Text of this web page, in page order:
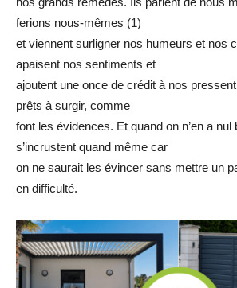
ferions nous-mêmes (1)
et viennent surligner nos humeurs et nos
apaisent nos sentiments et
ajoutent une once de crédit à nos
prêts à surgir, comme
font les évidences. Et quand on n’en a nul
s’incrustent quand même car
on ne saurait les évincer sans mettre un
en difficulté.